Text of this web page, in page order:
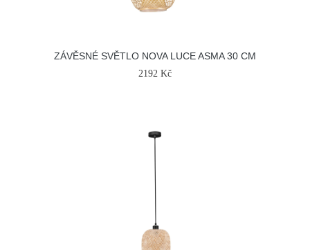
ZÁVĚSNÉ SVĚTLO NOVA LUCE ASMA 30 CM
2192 Kč